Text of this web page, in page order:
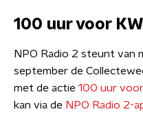
100 uur voor
NPO Radio 2 steunt van
september de
met de actie 100 uur
kan via de NPO Radio 2-